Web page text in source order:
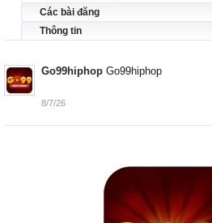
Các bài đăng
Thông tin
Go99hiphop Go99hiphop
8/7/26